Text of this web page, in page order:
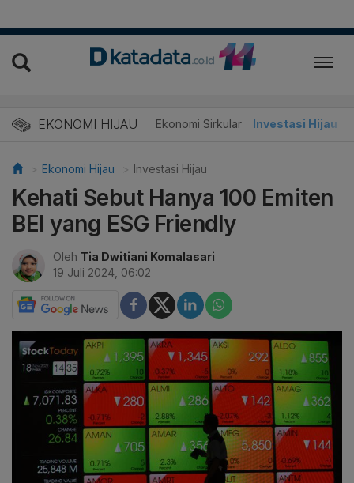
EKONOMI HIJAU
Energi Baru Ekonomi Sirkular Investasi Hijau
Ekonomi Hijau Investasi Hijau
Kehati Sebut Hanya 100 Emiten
BEI yang ESG Friendly
Oleh Tia Dwitiani Komalasari
19 Juli 2024, 06:02